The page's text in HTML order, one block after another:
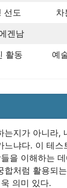
선도 차
겐남
활동 예
지가 아니라,
냐다. 이 테
을 이해하는
처럼 활용되
의미 있다.